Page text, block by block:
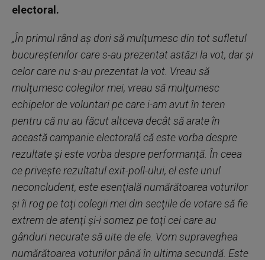
electoral.
„În primul rând aş dori să mulţumesc din tot sufletul
bucureştenilor care s-au prezentat astăzi la vot, dar şi
celor care nu s-au prezentat la vot. Vreau să
mulţumesc colegilor mei, vreau să mulţumesc
echipelor de voluntari pe care i-am avut în teren
pentru că nu au făcut altceva decât să arate în
această campanie electorală că este vorba despre
rezultate şi este vorba despre performanţă. În ceea
ce priveşte rezultatul exit-poll-ului, el este unul
neconcludent, este esenţială numărătoarea voturilor
şi îi rog pe toţi colegii mei din secţiile de votare să fie
extrem de atenţi şi-i somez pe toţi cei care au
gânduri necurate să uite de ele. Vom supraveghea
numărătoarea voturilor până în ultima secundă. Este